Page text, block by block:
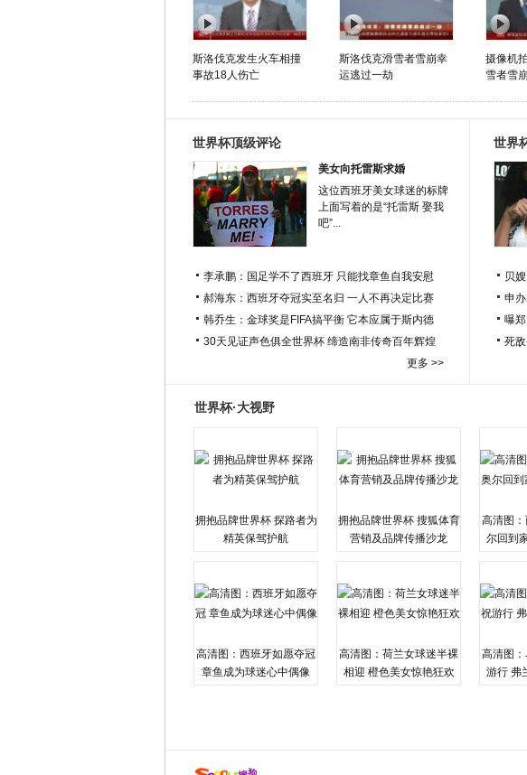
斯洛伐克发生火车相撞
事故18人伤亡
斯洛伐克滑雪者雪崩幸
运逃过一劫
摄像机
雪者雪
世界杯顶级评论
美女向托雷斯求婚
这位西班牙美女球迷的标牌
上面写着的是“托雷斯 娶我
吧”...
李承鹏：国足学不了西班牙 只能找章鱼自我安慰
郝海东：西班牙夺冠实至名归 一人不再决定比赛
韩乔生：金球奖是FIFA搞平衡 它本应属于斯内德
30天见证声色俱全世界杯 缔造南非传奇百年辉煌
更多 >>
世界
贝
申
曝
死
世界杯·大视野
拥抱品牌世界杯 探路者为
精英保驾护航
拥抱品牌世界杯 搜狐体育
营销及品牌传播沙龙
高清图
尔回到
高清图：西班牙如愿夺冠
章鱼成为球迷心中偶像
高清图：荷兰女球迷半裸
相迎 橙色美女惊艳狂欢
高清图
游行 弗